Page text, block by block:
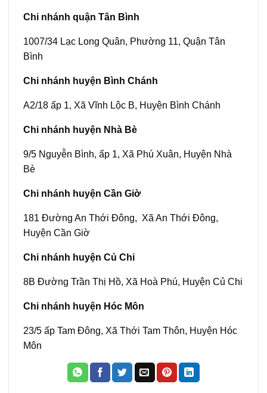
Chi nhánh quận Tân Bình
1007/34 Lạc Long Quân, Phường 11, Quận Tân
Bình
Chi nhánh huyện Bình Chánh
A2/18 ấp 1, Xã Vĩnh Lộc B, Huyện Bình Chánh
Chi nhánh huyện Nhà Bè
9/5 Nguyễn Bình, ấp 1, Xã Phú Xuân, Huyện Nhà
Bè
Chi nhánh huyện Cần Giờ
181 Đường An Thới Đông, Xã An Thới Đông,
Huyện Cần Giờ
Chi nhánh huyện Củ Chi
8B Đường Trần Thị Hồ, Xã Hoà Phú, Huyện Củ Chi
Chi nhánh huyện Hóc Môn
23/5 ấp Tam Đông, Xã Thới Tam Thôn, Huyện Hóc
Môn